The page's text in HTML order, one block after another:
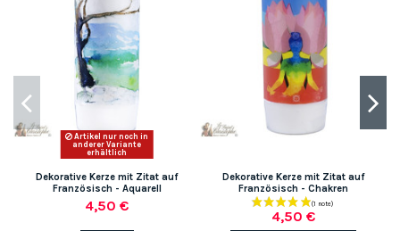
Artikel nur noch in
anderer Variante
erhältlich
Dekorative Kerze mit Zitat auf
Französisch - Aquarell
4,50 €
Dekorative Kerze mit Zitat auf
Französisch - Chakren
4,50 €